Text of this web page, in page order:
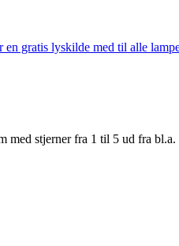
gratis lyskilde med til alle
med stjerner fra 1 til 5 ud fra